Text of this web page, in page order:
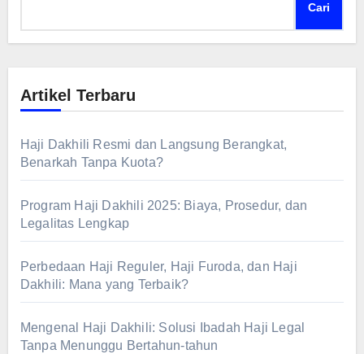
Cari
Artikel Terbaru
Haji Dakhili Resmi dan Langsung Berangkat,
Benarkah Tanpa Kuota?
Program Haji Dakhili 2025: Biaya, Prosedur, dan
Legalitas Lengkap
Perbedaan Haji Reguler, Haji Furoda, dan Haji
Dakhili: Mana yang Terbaik?
Mengenal Haji Dakhili: Solusi Ibadah Haji Legal
Tanpa Menunggu Bertahun-tahun